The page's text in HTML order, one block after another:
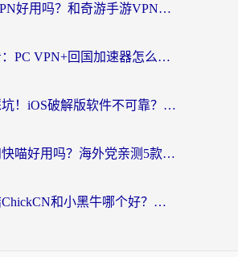
ChickCN VPN好用吗？和奇游手游VPN对比哪个回国效果更好？海外党亲测实用指南
海外党必看：PC VPN+回国加速器怎么选？无缝访问国内资源全攻略
海外党别踩坑！iOS破解版软件不可靠？教你选对回国加速器无缝看国内资源
雷神手游和快喵好用吗？海外党亲测5款回国加速器，附斧牛Bling对比+微信视频号解决办法
海外党纠结ChickCN和小黑牛哪个好？一篇帮你选对回国加速器的实用指南